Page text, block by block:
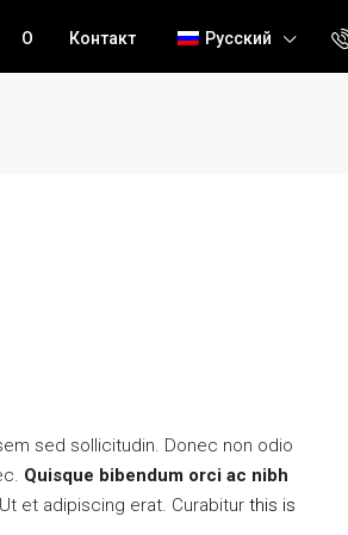
О Контакт Русский
sed sollicitudin. Donec non odio
Quisque bibendum orci ac nibh
et adipiscing erat. Curabitur this is